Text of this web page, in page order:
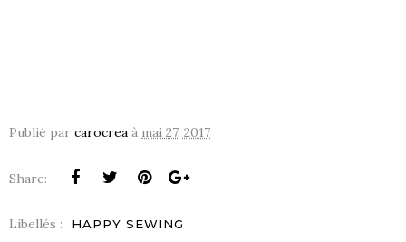
Publié par carocrea à mai 27, 2017
Share:
Libellés : HAPPY SEWING